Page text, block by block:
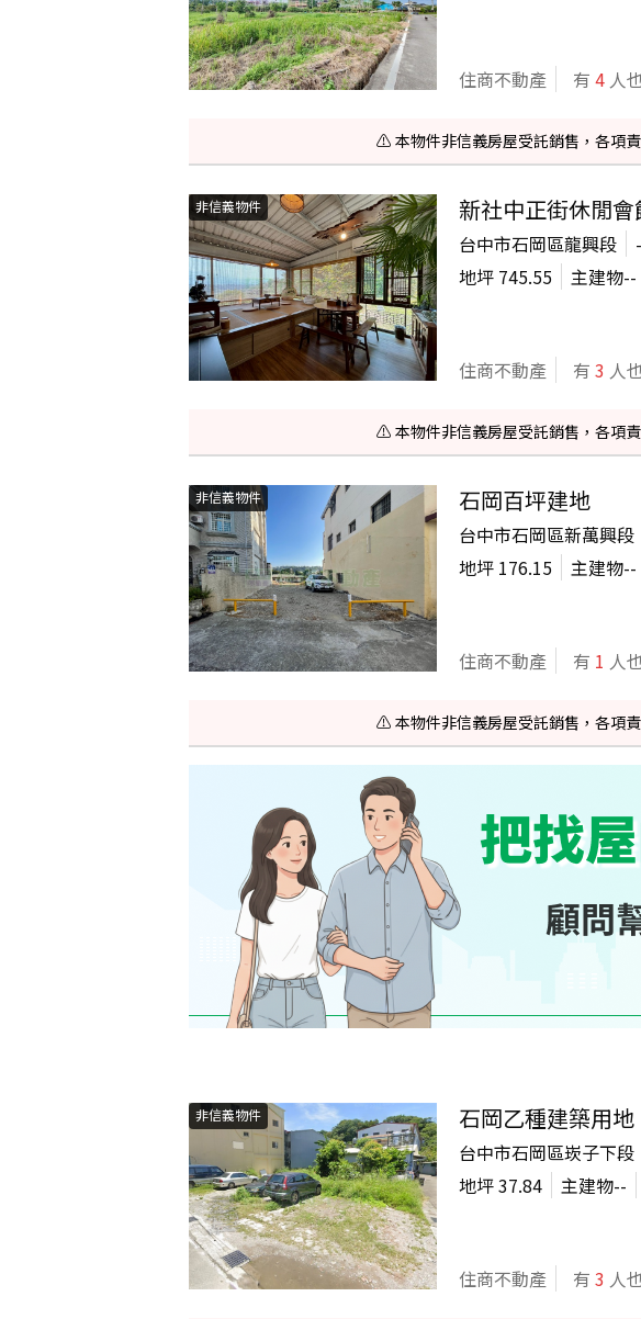
住商不動產 有 4 人
⚠️ 本物件非信義房屋受託銷售，各項
非信義物件 新社中正街休閒
台中市石岡區龍興段
地坪 745.55 主建物--
住商不動產 有 3 人
⚠️ 本物件非信義房屋受託銷售，各項
非信義物件 石岡百坪建地
台中市石岡區新萬興段
地坪 176.15 主建物--
住商不動產 有 1 人
⚠️ 本物件非信義房屋受託銷售，各項
非信義物件 石岡乙種建築用地
台中市石岡區崁子下段
地坪37.84 主建物--
住商不動產 有 3 人